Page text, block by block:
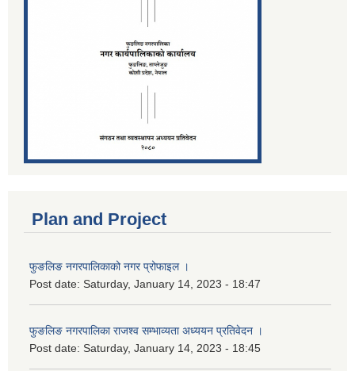
Plan and Project
फुङलिङ नगरपालिकाको नगर प्रोफाइल ।
Post date: Saturday, January 14, 2023 - 18:47
फुङलिङ नगरपालिका राजश्व सम्भाव्यता अध्ययन प्रतिवेदन ।
Post date: Saturday, January 14, 2023 - 18:45